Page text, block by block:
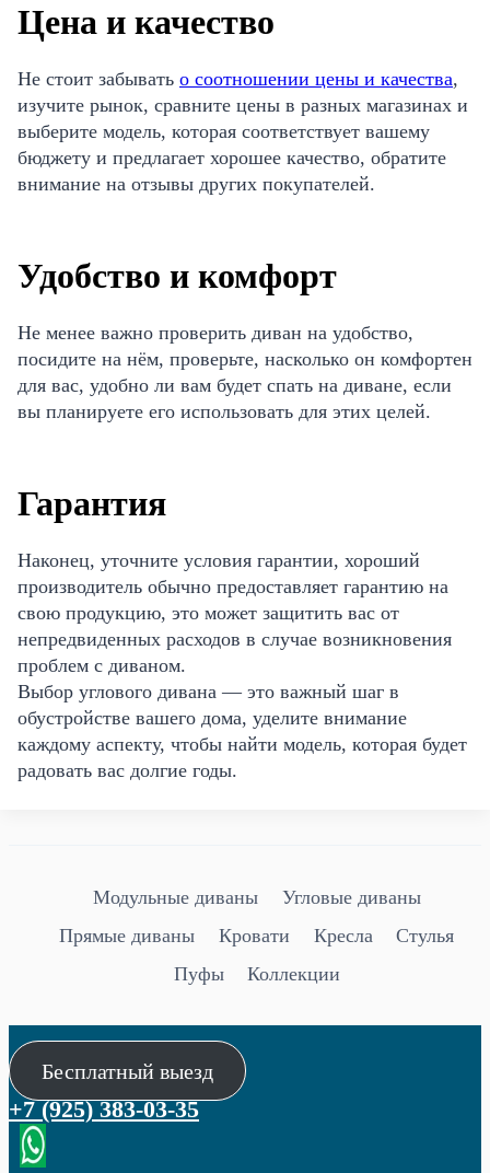
Цена и качество
Не стоит забывать о соотношении цены и качества,
изучите рынок, сравните цены в разных магазинах и
выберите модель, которая соответствует вашему
бюджету и предлагает хорошее качество, обратите
внимание на отзывы других покупателей.
Удобство и комфорт
Не менее важно проверить диван на удобство,
посидите на нём, проверьте, насколько он комфортен
для вас, удобно ли вам будет спать на диване, если
вы планируете его использовать для этих целей.
Гарантия
Наконец, уточните условия гарантии, хороший
производитель обычно предоставляет гарантию на
свою продукцию, это может защитить вас от
непредвиденных расходов в случае возникновения
проблем с диваном.
Выбор углового дивана — это важный шаг в
обустройстве вашего дома, уделите внимание
каждому аспекту, чтобы найти модель, которая будет
радовать вас долгие годы.
Модульные диваны
Угловые диваны
Прямые диваны
Кровати Кресла
Стулья
Пуфы
Коллекции
Бесплатный выезд
+7 (925) 383-03-35